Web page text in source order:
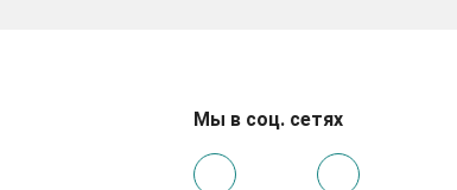
Мы в соц. сетях